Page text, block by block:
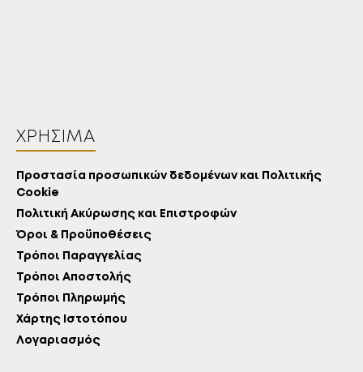
ΧΡΉΣΙΜΑ
Προστασία προσωπικών δεδομένων και Πολιτικής
Cookie
Πολιτική Ακύρωσης και Επιστροφών
Όροι & Προϋποθέσεις
Τρόποι Παραγγελίας
Τρόποι Αποστολής
Τρόποι Πληρωμής
Χάρτης Ιστοτόπου
Λογαριασμός